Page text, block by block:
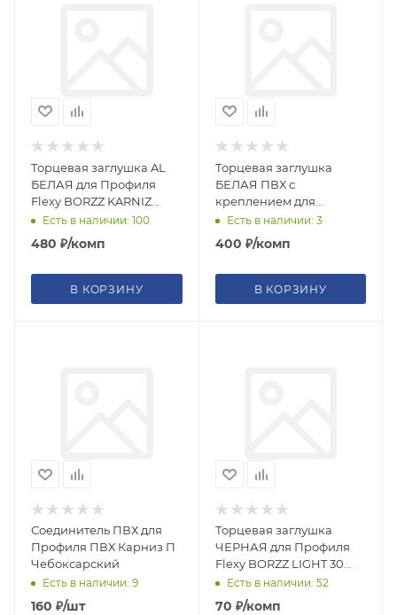
Торцевая заглушка AL
БЕЛАЯ для Профиля
Flexy BORZZ KARNIZ
(8865) Р65 (2шт)
Есть в наличии: 100
480 ₽/комп
В КОРЗИНУ
Торцевая заглушка
БЕЛАЯ ПВХ с
креплением для
Профиля Flexy BORZZ
KARNIZ Р45 (левый-
правый, внеш-внут
Есть в наличии: 3
400 ₽/комп
В КОРЗИНУ
Соединитель ПВХ для
Профиля ПВХ Карниз П
Чебоксарский
Есть в наличии: 9
160 ₽/шт
Торцевая заглушка
ЧЕРНАЯ для Профиля
Flexy BORZZ LIGHT 30
(3649)
Есть в наличии: 52
70 ₽/комп